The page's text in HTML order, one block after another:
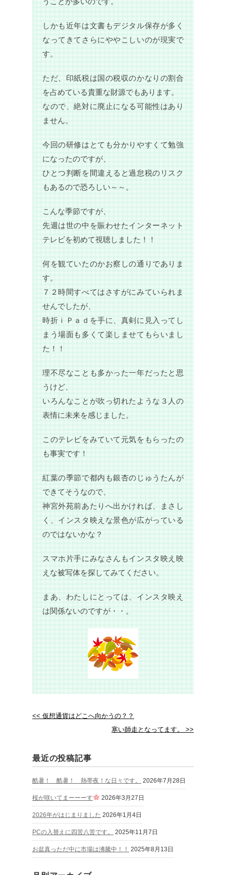
しかも近年は文書もデジタル保存が多く
なってきてさらにややこしいのが現実で
す。
ただ、印紙税は国の税収のかなりの割合
を占めている貴重な財源でもあります。
なので、絶対に廃止になる可能性はあり
ません。
今回の研修はとても分かりやすくて勉強
になったのですが、
ひとつ判断を間違えると過怠税のリスク
もあるので恐ろしい～～。
こんな季節ですが、
先週は世の中を賑わせたインターネット
テレビを初めて視聴しました！！
何を観ていたのかお察しの通りでありま
す。
７２時間すべてはさすがにみていられま
せんでしたが、
時折ｉＰａｄを手に、真剣に見入ってし
まう場面も多くて楽しませてもらいまし
た！！
理不尽なことも多かった一年だったと思
うけど、
いろんなことが吹っ切れたような３人の
表情に未来を感じました。
このテレビをみていて元気をもらったの
も事実です！
紅葉の季節で都内も銀杏のじゅうたんが
できてそうなので、
神宮外苑前あたりへ出かければ、まさし
く、インスタ映えな景色が広がっている
のではないかな？
スマホ片手にみなさんもインスタ映え映
えな被写体を探してみてください。
まあ、わたしにとっては、インスタ映え
は関係ないのですが・・。
<< 仮想通貨はどこへ向かうの？？
寒い師走となってます。 >>
最近の投稿記事
酷暑！ 酷暑！ 熱帯夜！な日々です。 2026年7月28日
桜が咲いてまーーーす 2026年3月27日
2026年がはじまりました 2026年1月4日
PCの入替えに四苦八苦です。 2025年11月7日
お盆真っただ中に市場は沸騰中！！ 2025年8月13日